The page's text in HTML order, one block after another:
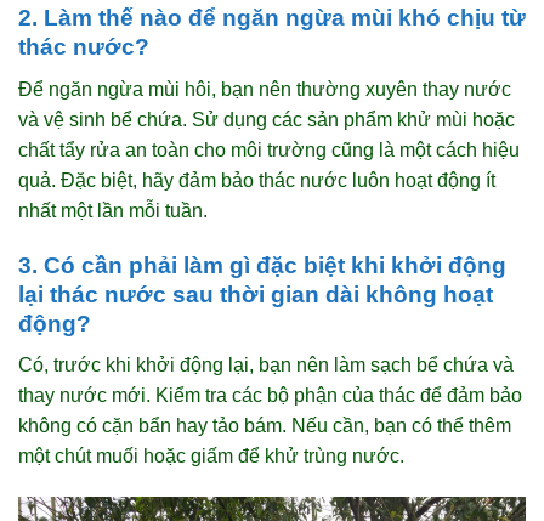
2. Làm thế nào để ngăn ngừa mùi khó chịu từ
thác nước?
Để ngăn ngừa mùi hôi, bạn nên thường xuyên thay nước
và vệ sinh bể chứa. Sử dụng các sản phẩm khử mùi hoặc
chất tẩy rửa an toàn cho môi trường cũng là một cách hiệu
quả. Đặc biệt, hãy đảm bảo thác nước luôn hoạt động ít
nhất một lần mỗi tuần.
3. Có cần phải làm gì đặc biệt khi khởi động
lại thác nước sau thời gian dài không hoạt
động?
Có, trước khi khởi động lại, bạn nên làm sạch bể chứa và
thay nước mới. Kiểm tra các bộ phận của thác để đảm bảo
không có cặn bẩn hay tảo bám. Nếu cần, bạn có thể thêm
một chút muối hoặc giấm để khử trùng nước.